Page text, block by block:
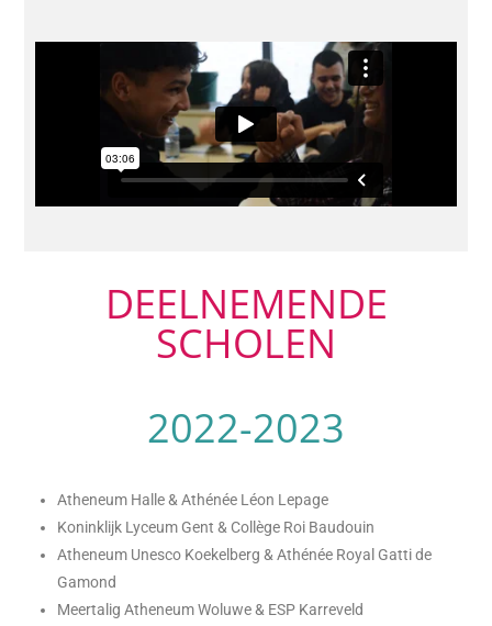
DEELNEMENDE
SCHOLEN
2022-2023
Atheneum Halle & Athénée Léon Lepage
Koninklijk Lyceum Gent & Collège Roi Baudouin
Atheneum Unesco Koekelberg & Athénée Royal Gatti de
Gamond
Meertalig Atheneum Woluwe & ESP Karreveld